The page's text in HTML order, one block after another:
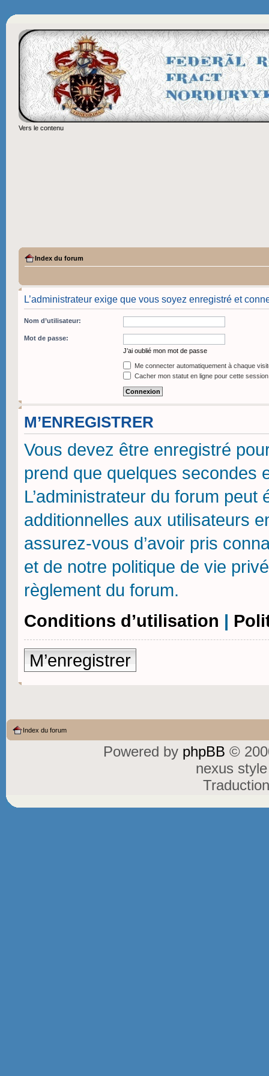
Vers le contenu
Index du forum
L’administrateur exige que vous soyez enregistré et
Nom d’utilisateur:
Mot de passe:
J’ai oublié mon mot de passe
Me connecter automatiquement à chaque
Cacher mon statut en ligne pour cette session
M’ENREGISTRER
Vous devez être enregistré
prend que quelques secondes
L’administrateur du forum
additionnelles aux utilisateurs
assurez-vous d’avoir pris
et de notre politique de vie
règlement du forum.
Conditions d’utilisation |
M’enregistrer
Index du forum
Powered by phpBB ©
nexus